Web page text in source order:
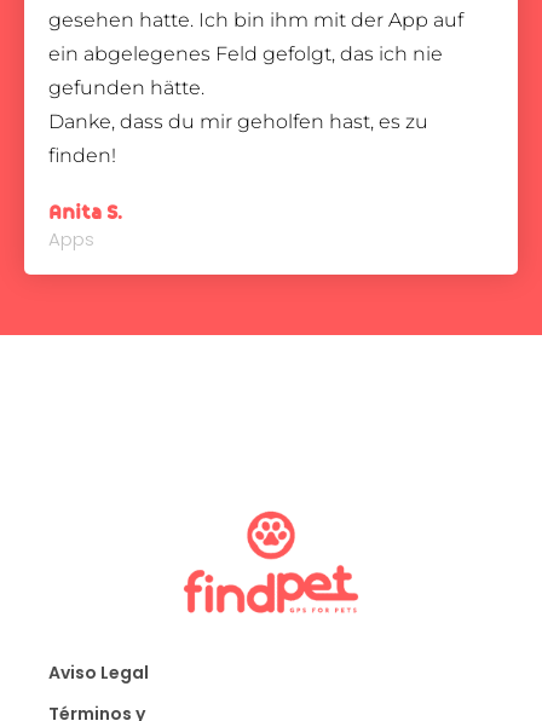
gesehen hatte. Ich bin ihm mit der App auf
ein abgelegenes Feld gefolgt, das ich nie
gefunden hätte.
Danke, dass du mir geholfen hast, es zu
finden!
Anita S.
Apps
Aviso Legal
Términos y